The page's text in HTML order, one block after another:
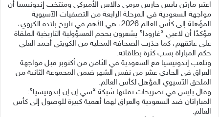
اعتبر مارتن بايس حارس مرمى دالاس الأميركي ومنتخب إندونيسيا أن
مواجهة السعودية في المرحلة الرابعة من التصفيات الآسيوية
المؤهلة إلى كأس العالم 2026، هي الأهم في تاريخ بلاده الكروي،
مؤكدًا أن لاعبي “غارودا” يشعرون بحجم المسؤولية التاريخية الملقاة
على عاتقهم، كما حذرت الصحافة المحلية من الكويتي أحمد العلي
حكم المباراة بسب كثرة بطاقاته.
وتلعب إندونيسيا مع السعودية في الثامن من أكتوبر قبل مواجهة
العراق في الحادي عشر من نفس الشهر ضمن المجموعة الثانية من
الملحق الآسيوي المؤهل لكأس العالم.
وقال بايس في تصريحات نقلتها شبكة “سي إن إن إندونيسيا”:
المباراتان ضد السعودية والعراق لهما أهمية كبيرة للوصول إلى كأس
العالم.